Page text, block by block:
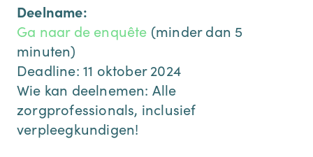
Deelname:
Ga naar de enquête (minder dan 5
minuten)
Deadline: 11 oktober 2024
Wie kan deelnemen: Alle
zorgprofessionals, inclusief
verpleegkundigen!